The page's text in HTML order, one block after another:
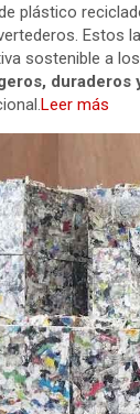
plástico
Estos
sostenible a
duraderos
Leer más